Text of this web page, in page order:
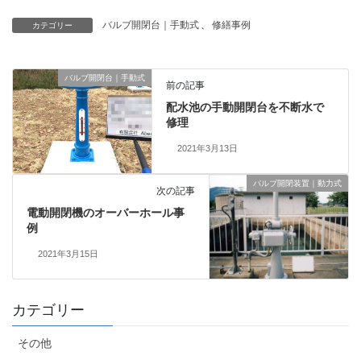
カテゴリー バルブ開閉台｜手動式 修繕事例
バルブ開閉台｜手動式
前の記事
配水池の手動開閉台を不断水で
修理
2021年3月13日
バルブ開閉装置｜動力式
次の記事
電動開閉機のオーバーホール事
例
2021年3月15日
カテゴリー
その他